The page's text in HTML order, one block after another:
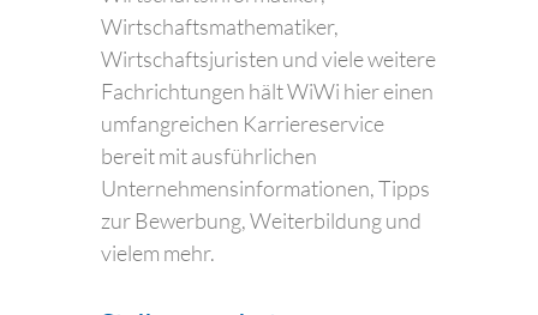
Wirtschaftsmathematiker,
Wirtschaftsjuristen und viele weitere
Fachrichtungen hält WiWi hier einen
umfangreichen Karriereservice
bereit mit ausführlichen
Unternehmensinformationen, Tipps
zur Bewerbung, Weiterbildung und
vielem mehr.